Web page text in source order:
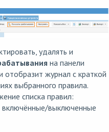
удалять и
на панели
отобразит журнал с краткой
выбранного правила.
списка правил:
включённые/выключенные